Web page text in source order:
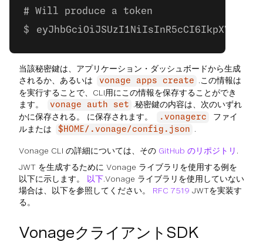
# Will produce a token
当該秘密鍵は、アプリケーション・ダッシュボードから生成
されるか、あるいは
vonage apps create
.この情報は
を実行することで、CLI用にこの情報を保存することができ
ます。
vonage auth set
.秘密鍵の内容は、次のいずれ
かに保存される。 に保存されます。
.vonagerc
ファイ
ルまたは
$HOME/.vonage/config.json .
Vonage CLI の詳細については、その GitHub のリポジトリ .
JWT を生成するために Vonage ライブラリを使用する例を
以下に示します。
以下.Vonage ライブラリを使用していない
場合は、以下を参照してください。 RFC 7519 JWTを実装す
る。
VonageクライアントSDK